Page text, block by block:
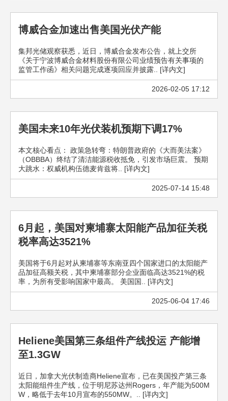
博威合金加速出售美国光伏产能
集邦光储观察获悉，近日，博威合金发布公告，就上交所
《关于宁波博威合金材料股份有限公司业绩预告有关事项的
监管工作函》相关问题完成逐项回应并披露.. [详内文]
2026-02-05 17:12
美国未来10年光伏装机预期下调17%
本文核心看点： 政策急转弯：特朗普政府的《大而美法案》
（OBBBA）终结了清洁能源税收抵免，引发市场巨震。 预期
大跳水：权威机构伍德麦肯兹将.. [详内文]
2025-07-14 15:48
6月起，美国对柬埔寨太阳能产品加征关税
税率高达3521%
美国将于6月起对从柬埔寨等东南亚四个国家进口的太阳能产
品加征高额关税，其中柬埔寨部分企业面临高达3521%的税
率，为所有受影响国家中最高。 美国国.. [详内文]
2025-06-04 17:46
Heliene美国第三条组件产线投运 产能增
至1.3GW
近日，加拿大光伏制造商Heliene宣布，已在美国投产第三条
太阳能组件生产线，位于明尼苏达州Rogers，年产能为500M
W，略低于去年10月宣布的550MW。.. [详内文]